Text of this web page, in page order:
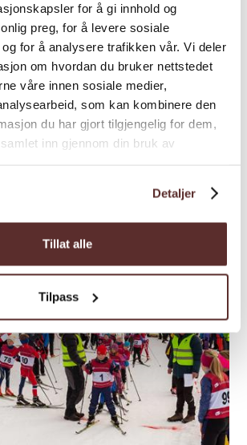
for å gi innhold og
preg, for å levere sosiale
for å analysere trafikken vår. Vi deler
om hvordan du bruker nettstedet
våre innen sosiale medier,
som kan kombinere den
du har gjort tilgjengelig for dem,
inn gjennom din bruk av
Detaljer
Tillat alle
Tilpass
ski med
Adventure
Adventure på guida
panoramautsikt over
majestetiske fjell og den
Folgefonna.